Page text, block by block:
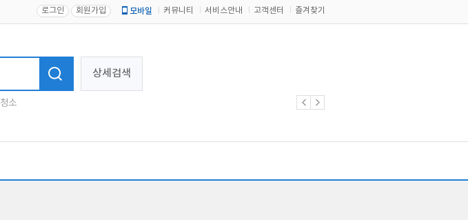
로그인 회원가입 모바일 커뮤니티 서비스안내 고객센터 즐겨찾기
상세검색
청소